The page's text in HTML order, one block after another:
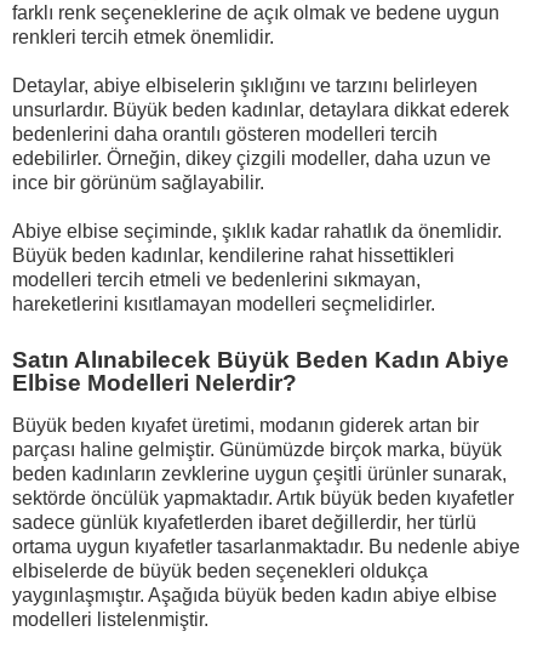
farklı renk seçeneklerine de açık olmak ve bedene uygun
renkleri tercih etmek önemlidir.
Detaylar, abiye elbiselerin şıklığını ve tarzını belirleyen
unsurlardır. Büyük beden kadınlar, detaylara dikkat ederek
bedenlerini daha orantılı gösteren modelleri tercih
edebilirler. Örneğin, dikey çizgili modeller, daha uzun ve
ince bir görünüm sağlayabilir.
Abiye elbise seçiminde, şıklık kadar rahatlık da önemlidir.
Büyük beden kadınlar, kendilerine rahat hissettikleri
modelleri tercih etmeli ve bedenlerini sıkmayan,
hareketlerini kısıtlamayan modelleri seçmelidirler.
Satın Alınabilecek Büyük Beden Kadın Abiye
Elbise Modelleri Nelerdir?
Büyük beden kıyafet üretimi, modanın giderek artan bir
parçası haline gelmiştir. Günümüzde birçok marka, büyük
beden kadınların zevklerine uygun çeşitli ürünler sunarak,
sektörde öncülük yapmaktadır. Artık büyük beden kıyafetler
sadece günlük kıyafetlerden ibaret değillerdir, her türlü
ortama uygun kıyafetler tasarlanmaktadır. Bu nedenle abiye
elbiselerde de büyük beden seçenekleri oldukça
yaygınlaşmıştır. Aşağıda büyük beden kadın abiye elbise
modelleri listelenmiştir.